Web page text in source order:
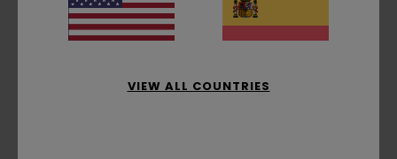
Corte:ajuste relajado
Mangas:manga corta
VIEW ALL COUNTRIES